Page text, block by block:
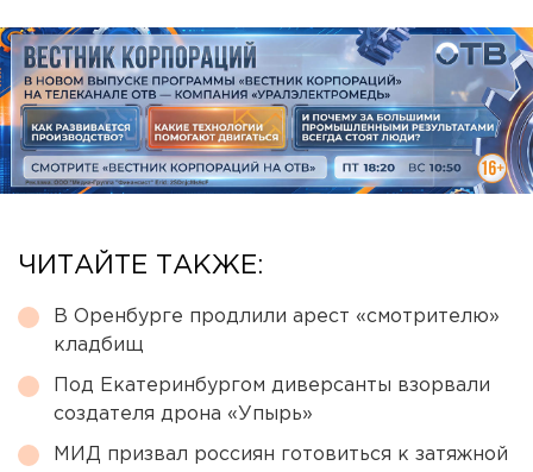
ЧИТАЙТЕ ТАКЖЕ:
В Оренбурге продлили арест «смотрителю»
кладбищ
Под Екатеринбургом диверсанты взорвали
создателя дрона «Упырь»
МИД призвал россиян готовиться к затяжной